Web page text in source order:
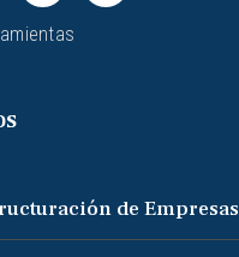
de Empresas